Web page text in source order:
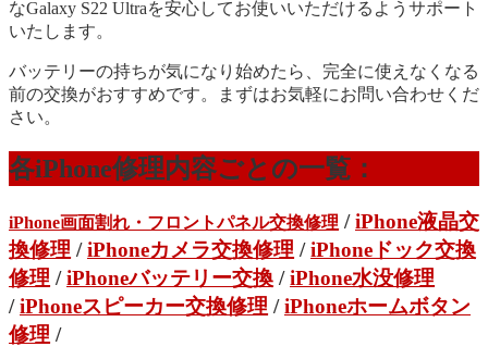
なGalaxy S22 Ultraを安心してお使いいただけるようサポート
いたします。
バッテリーの持ちが気になり始めたら、完全に使えなくなる
前の交換がおすすめです。まずはお気軽にお問い合わせくだ
さい。
各iPhone修理内容ごとの一覧：
iPhone画面割れ・フロントパネル交換修理 /iPhone液晶交
換修理 /iPhoneカメラ交換修理 /iPhoneドック交換
修理 /iPhoneバッテリー交換 /iPhone水没修理
/iPhoneスピーカー交換修理 /iPhoneホームボタン
修理 /